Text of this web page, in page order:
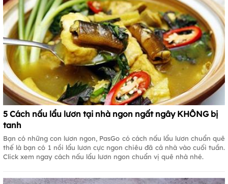
5 Cách nấu lẩu lươn tại nhà ngon ngất ngây KHÔNG bị
tanh
Bạn có những con lươn ngon, PasGo có cách nấu lẩu lươn chuẩn quê
thế là bạn có 1 nồi lẩu lươn cực ngon chiêu đã cả nhà vào cuối tuần.
Click xem ngay cách nấu lẩu lươn ngon chuẩn vị quê nhà nhé.